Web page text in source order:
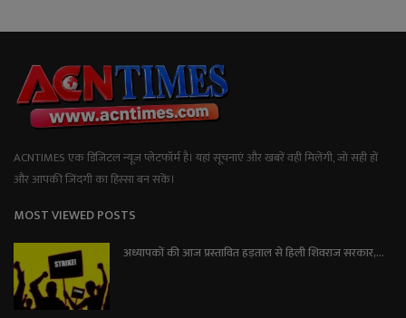
ACNTIMES एक डिजिटल न्यूज प्लेटफॉर्म है। यहां सूचनाएं और खबरें वही मिलेंगी, जो सही हों
और आपकी जिंदगी का हिस्सा बन सकें।
MOST VIEWED POSTS
अध्यापकों की आज प्रस्तावित हड़ताल से हिली शिवराज सरकार,...